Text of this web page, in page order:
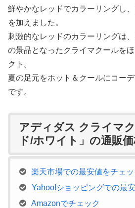
鮮やかなレッドでカラーリングし
を加えました。
刺激的なレッドのカラーリングは
の景品となったクライマクールを
クト。
夏の足元をホット＆クールにコー
です。
アディダス クライマ
ド/ホワイト」の通販
楽天市場での最安値をチェッ
Yahoo!ショッピングでの最
Amazonでチェック